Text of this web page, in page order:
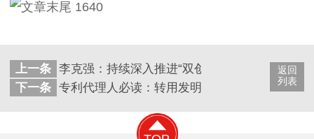
返回
列表
上一条 李克强：持续深入推进“双创”，加强产权保护等
下一条 专利代理人必读：转用发明创造性评判中有哪些